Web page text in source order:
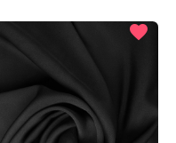
favorite